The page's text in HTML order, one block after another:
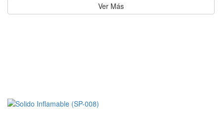
Ver Más